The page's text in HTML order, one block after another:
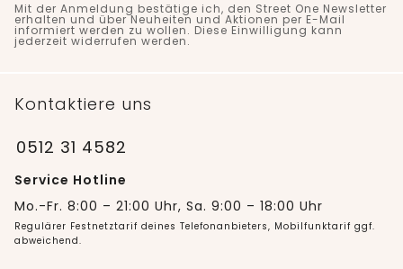
Mit der Anmeldung bestätige ich, den Street One Newsletter
erhalten und über Neuheiten und Aktionen per E-Mail
informiert werden zu wollen. Diese Einwilligung kann
jederzeit widerrufen werden.
Kontaktiere uns
0512 31 4582
Service Hotline
Mo.-Fr. 8:00 – 21:00 Uhr, Sa. 9:00 – 18:00 Uhr
Regulärer Festnetztarif deines Telefonanbieters, Mobilfunktarif ggf.
abweichend.